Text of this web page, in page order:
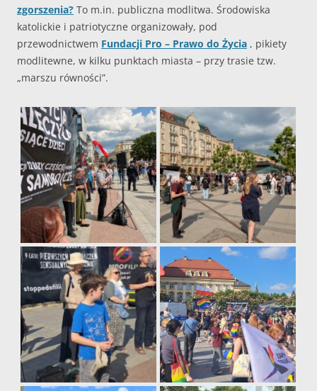
zgorszenia? To m.in. publiczna modlitwa. Środowiska
katolickie i patriotyczne organizowały, pod
przewodnictwem Fundacji Pro – Prawo do Życia , pikiety
modlitewne, w kilku punktach miasta – przy trasie tzw.
„marszu równości”.